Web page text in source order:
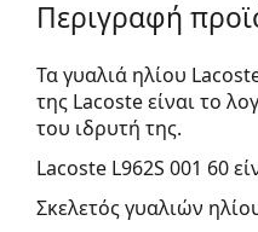
Περιγραφή
Τα γυαλιά ηλίου
της Lacoste είναι το
του ιδρυτή της.
Lacoste L962S 001 60
Σκελετός γυαλιών